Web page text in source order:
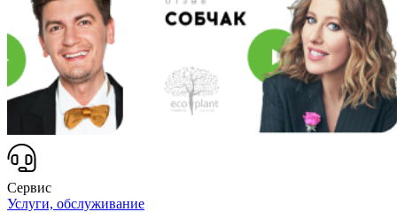
Сервис
Услуги, обслуживание